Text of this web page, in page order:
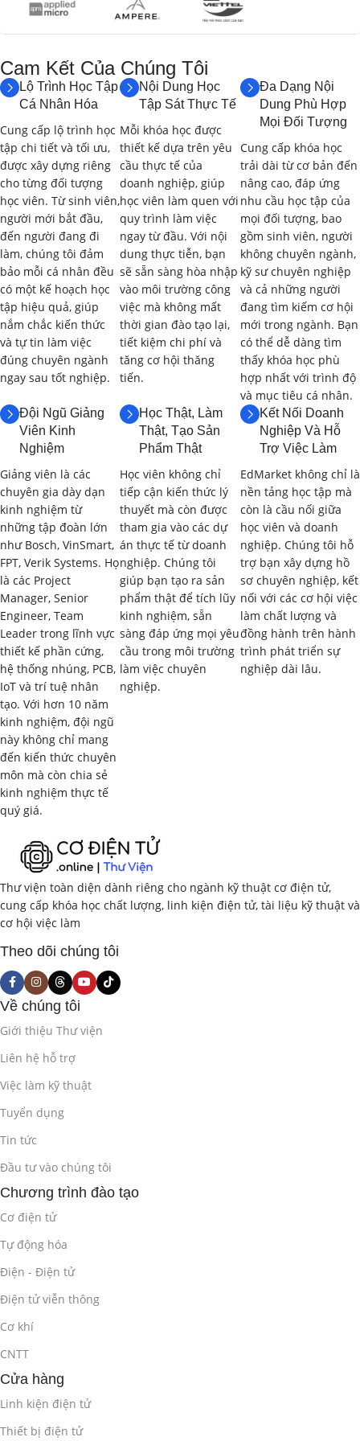
II. NỘI DUNG ĐƯỢC HỌC
SCHEDULE):
Khóa học được thiết kế với thời lượng 60 giờ, bao gồm lý
thuyết, bài tập, thực hành trên kit phát triển/phần mềm
mô phỏng và các dự án thực tế. Dưới đây là nội dung chi
tiết và thời gian học dự kiến cho từng phần:
Phần 1: Tổng Quan về Cơ Điện Tử và
Vi Điều Khiển STM32 (6 giờ)
1.1. Giới Thiệu về Cơ Điện Tử và Ứng Dụng(2
giờ)
Khái niệm, đặc điểm và vai trò của cơ điện tử.
Các lĩnh vực ứng dụng của cơ điện tử (robotics, tự động
hóa, ô tô, y sinh, hàng không vũ trụ…).
Xu hướng phát triển của cơ điện tử trong thời đại công
nghiệp 4.0.
1.2. Tổng Quan về Vi Điều Khiển
STM32F103C8T6(2 giờ)
Giới thiệu về dòng vi điều khiển STM32 và kiến trúc ARM
Cortex-M3.
Đặc điểm kỹ thuật của STM32F103C8T6 (bộ nhớ, tốc độ,
ngoại vi…).
Sơ đồ chân và chức năng các chân của STM32F103C8T6.
Ứng dụng của STM32F103C8T6 trong các hệ thống cơ điện
tử.
1.3. Quy Trình Thiết Kế Hệ Thống Cơ Điện Tử
giờ)
Các bước trong quy trình thiết kế hệ thống cơ điện tử.
Mô hình V-Model trong thiết kế cơ điện tử.
Phân tích yêu cầu và thiết kế ý tưởng.
Thiết kế sơ bộ và thiết kế chi tiết.
Phần 2: Thiết Kế Cơ Khí cho Hệ Thống
Cơ Điện Tử với Solidworks (10 giờ)
2.1. Nguyên Tắc Thiết Kế Cơ Khí cho Cơ Điện
Tử(2 giờ)
Yêu cầu về độ chính xác, độ cứng vững, độ bền, khối
lượng.
Lựa chọn vật liệu phù hợp.
Thiết kế các khớp nối, ổ trục, cơ cấu dẫn hướng.
2.2. Thiết Kế Cơ Cấu Chấp Hành
động cơ servo).
cấu kẹp…).
2.3. Sử Dụng Phần Mềm Solidworks để Thiết
Kế Cơ Khí
Cam Kết Của Chúng Tôi​
Lộ Trình Học Tập
Cá Nhân Hóa
Cung cấp lộ trình học
tập chi tiết và tối ưu,
được xây dựng riêng
cho từng đối tượng
học viên. Từ sinh viên,
người mới bắt đầu,
đến người đang đi
làm, chúng tôi đảm
bảo mỗi cá nhân đều
có một kế hoạch học
tập hiệu quả, giúp
nắm chắc kiến thức
và tự tin làm việc
đúng chuyên ngành
ngay sau tốt nghiệp.
Nội Dung Học
Tập Sát Thực Tế
Mỗi khóa học được
thiết kế dựa trên yêu
cầu thực tế của
doanh nghiệp, giúp
học viên làm quen với
quy trình làm việc
ngay từ đầu. Với nội
dung thực tiễn, bạn
sẽ sẵn sàng hòa nhập
vào môi trường công
việc mà không mất
thời gian đào tạo lại,
tiết kiệm chi phí và
tăng cơ hội thăng
tiến.
Đa Dạng Nội
Dung Phù Hợp
Mọi Đối Tượng
Cung cấp khóa học
trải dài từ cơ bản đến
nâng cao, đáp ứng
nhu cầu học tập của
mọi đối tượng, bao
gồm sinh viên, người
không chuyên ngành,
kỹ sư chuyên nghiệp
và cả những người
đang tìm kiếm cơ hội
mới trong ngành. Bạn
có thể dễ dàng tìm
thấy khóa học phù
hợp nhất với trình độ
và mục tiêu cá nhân.
Đội Ngũ Giảng
Viên Kinh
Nghiệm
Giảng viên là các
chuyên gia dày dạn
kinh nghiệm từ
những tập đoàn lớn
như Bosch, VinSmart,
FPT, Verik Systems. Họ
là các Project
Manager, Senior
Engineer, Team
Leader trong lĩnh vực
thiết kế phần cứng,
hệ thống nhúng, PCB,
IoT và trí tuệ nhân
tạo. Với hơn 10 năm
kinh nghiệm, đội ngũ
này không chỉ mang
đến kiến thức chuyên
môn mà còn chia sẻ
kinh nghiệm thực tế
quý giá.
Học Thật, Làm
Thật, Tạo Sản
Phẩm Thật
Học viên không chỉ
tiếp cận kiến thức lý
thuyết mà còn được
tham gia vào các dự
án thực tế từ doanh
nghiệp. Chúng tôi
giúp bạn tạo ra sản
phẩm thật để tích lũy
kinh nghiệm, sẵn
sàng đáp ứng mọi yêu
cầu trong môi trường
làm việc chuyên
nghiệp.
Kết Nối Doanh
Nghiệp Và Hỗ
Trợ Việc Làm
EdMarket không chỉ là
nền tảng học tập mà
còn là cầu nối giữa
học viên và doanh
nghiệp. Chúng tôi hỗ
trợ bạn xây dựng hồ
sơ chuyên nghiệp, kết
nối với các cơ hội việc
làm chất lượng và
đồng hành trên hành
trình phát triển sự
nghiệp dài lâu.
Thư viện toàn diện dành riêng cho ngành kỹ thuật cơ điện tử,
cung cấp khóa học chất lượng, linh kiện điện tử, tài liệu kỹ thuật và
cơ hội việc làm
Theo dõi chúng tôi
Về chúng tôi
Giới thiệu Thư viện
Liên hệ hỗ trợ
Việc làm kỹ thuật
Tuyển dụng
Tin tức
Đầu tư vào chúng tôi
Chương trình đào tạo
Cơ điện tử
Tự động hóa
Điện - Điện tử
Điện tử viễn thông
Cơ khí
CNTT
Cửa hàng
Linh kiện điện tử
Thiết bị điện tử